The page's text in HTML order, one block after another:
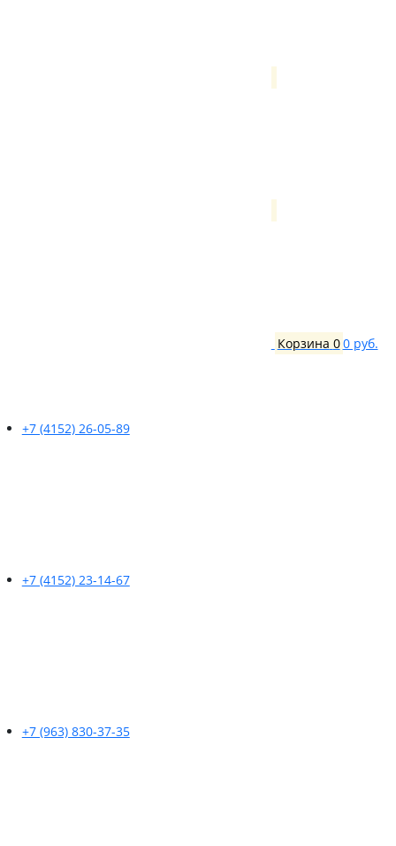
Корзина 00 руб.
+7 (4152) 26-05-89
+7 (4152) 23-14-67
+7 (963) 830-37-35